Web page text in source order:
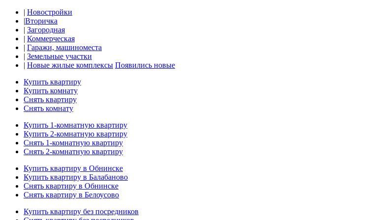
| Новостройки
|Вторичка
| Загородная
| Коммерческая
| Гаражи, машиноместа
| Земельные участки
| Новые жилые комплексы Появились новые
Купить квартиру
Купить комнату
Снять квартиру
Снять комнату
Купить 1-комнатную квартиру
Купить 2-комнатную квартиру
Снять 1-комнатную квартиру
Снять 2-комнатную квартиру
Купить квартиру в Обнинске
Купить квартиру в Балабаново
Снять квартиру в Обнинске
Снять квартиру в Белоусово
Купить квартиру без посредников